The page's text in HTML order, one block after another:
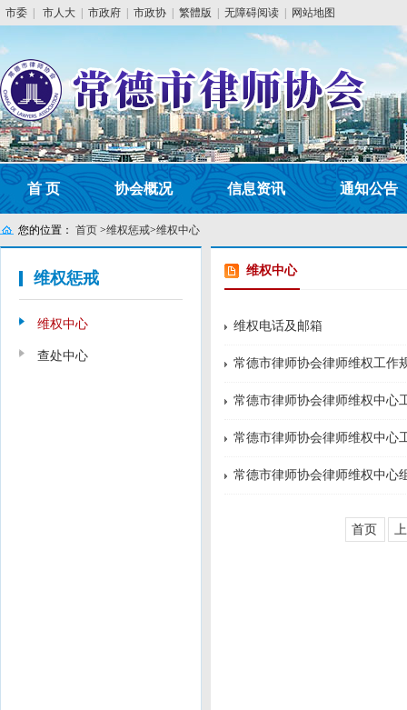
市委 市人大 市政府 市政协 繁體版 无障碍阅读 网站地图
首 页 协会概况 信息资讯 通知公告
您的位置： 首页 >维权惩戒>维权中心
维权惩戒
维权中心
查处中心
维权中心
维权电话及邮箱
常德市律师协会律师维权工作
常德市律师协会律师维权中心
常德市律师协会律师维权中心
常德市律师协会律师维权中心
首页